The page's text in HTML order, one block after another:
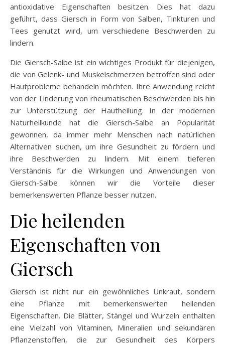
antioxidative Eigenschaften besitzen. Dies hat dazu
geführt, dass Giersch in Form von Salben, Tinkturen und
Tees genutzt wird, um verschiedene Beschwerden zu
lindern.
Die Giersch-Salbe ist ein wichtiges Produkt für diejenigen,
die von Gelenk- und Muskelschmerzen betroffen sind oder
Hautprobleme behandeln möchten. Ihre Anwendung reicht
von der Linderung von rheumatischen Beschwerden bis hin
zur Unterstützung der Hautheilung. In der modernen
Naturheilkunde hat die Giersch-Salbe an Popularität
gewonnen, da immer mehr Menschen nach natürlichen
Alternativen suchen, um ihre Gesundheit zu fördern und
ihre Beschwerden zu lindern. Mit einem tieferen
Verständnis für die Wirkungen und Anwendungen von
Giersch-Salbe können wir die Vorteile dieser
bemerkenswerten Pflanze besser nutzen.
Die heilenden
Eigenschaften von
Giersch
Giersch ist nicht nur ein gewöhnliches Unkraut, sondern
eine Pflanze mit bemerkenswerten heilenden
Eigenschaften. Die Blätter, Stängel und Wurzeln enthalten
eine Vielzahl von Vitaminen, Mineralien und sekundären
Pflanzenstoffen, die zur Gesundheit des Körpers